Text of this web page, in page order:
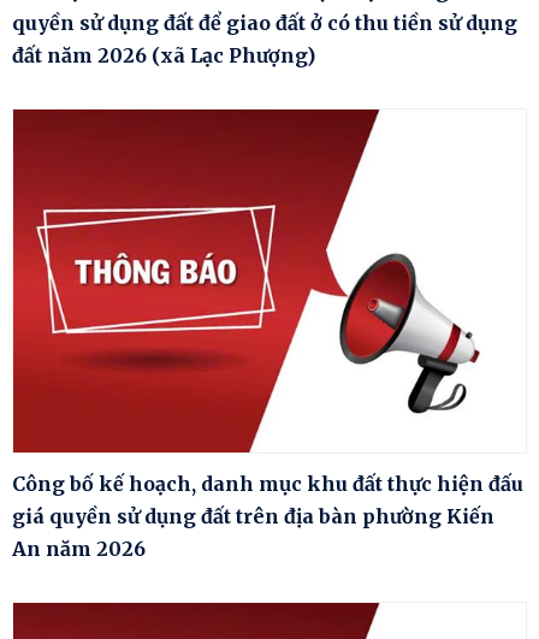
quyền sử dụng đất để giao đất ở có thu tiền sử dụng
đất năm 2026 (xã Lạc Phượng)
Công bố kế hoạch, danh mục khu đất thực hiện đấu
giá quyền sử dụng đất trên địa bàn phường Kiến
An năm 2026